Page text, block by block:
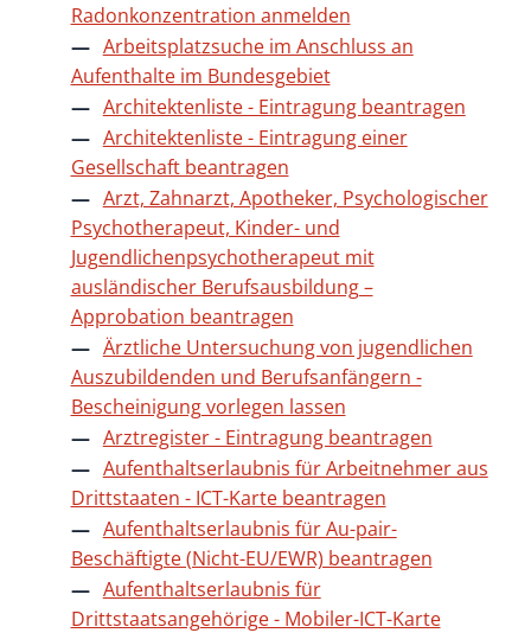
Radonkonzentration anmelden
Arbeitsplatzsuche im Anschluss an
Aufenthalte im Bundesgebiet
Architektenliste - Eintragung beantragen
Architektenliste - Eintragung einer
Gesellschaft beantragen
Arzt, Zahnarzt, Apotheker, Psychologischer
Psychotherapeut, Kinder- und
Jugendlichenpsychotherapeut mit
ausländischer Berufsausbildung –
Approbation beantragen
Ärztliche Untersuchung von jugendlichen
Auszubildenden und Berufsanfängern -
Bescheinigung vorlegen lassen
Arztregister - Eintragung beantragen
Aufenthaltserlaubnis für Arbeitnehmer aus
Drittstaaten - ICT-Karte beantragen
Aufenthaltserlaubnis für Au-pair-
Beschäftigte (Nicht-EU/EWR) beantragen
Aufenthaltserlaubnis für
Drittstaatsangehörige - Mobiler-ICT-Karte